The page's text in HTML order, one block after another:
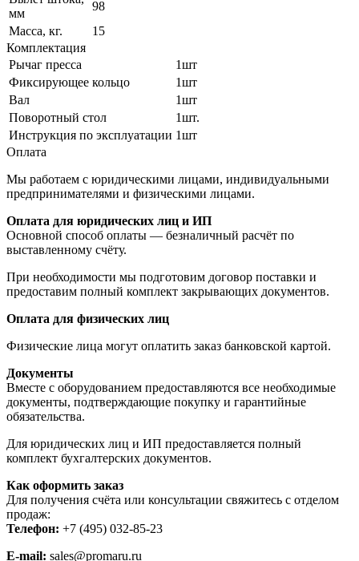
мм
98
Масса, кг.
15
Комплектация
Рычаг пресса
1шт
Фиксирующее кольцо
1шт
Вал
1шт
Поворотный стол
1шт.
Инструкция по эксплуатации 1шт
Оплата
Мы работаем с юридическими лицами, индивидуальными
предпринимателями и физическими лицами.
Оплата для юридических лиц и ИП
Основной способ оплаты — безналичный расчёт по
выставленному счёту.
При необходимости мы подготовим договор поставки и
предоставим полный комплект закрывающих документов.
Оплата для физических лиц
Физические лица могут оплатить заказ банковской картой.
Документы
Вместе с оборудованием предоставляются все необходимые
документы, подтверждающие покупку и гарантийные
обязательства.
Для юридических лиц и ИП предоставляется полный
комплект бухгалтерских документов.
Как оформить заказ
Для получения счёта или консультации свяжитесь с отделом
продаж:
Телефон: +7 (495) 032-85-23
E-mail: sales@promaru.ru